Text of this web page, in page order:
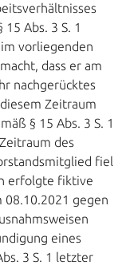
Abs. 3 S. 1
im vorliegenden
dass er am
nachgerücktes
Zeitraum
§ 15 Abs. 3 S. 1
des
fiel
erfolgte fiktive
08.10.2021 gegen
eines
3 S. 1 letzter